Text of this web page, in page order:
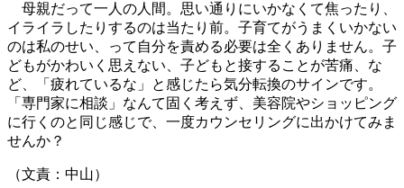
母親だって一人の人間。思い通りにいかなくて焦ったり、
イライラしたりするのは当たり前。子育てがうまくいかない
のは私のせい、って自分を責める必要は全くありません。子
どもがかわいく思えない、子どもと接することが苦痛、な
ど、「疲れているな」と感じたら気分転換のサインです。
「専門家に相談」なんて固く考えず、美容院やショッピング
に行くのと同じ感じで、一度カウンセリングに出かけてみま
せんか？
（文責：中山）